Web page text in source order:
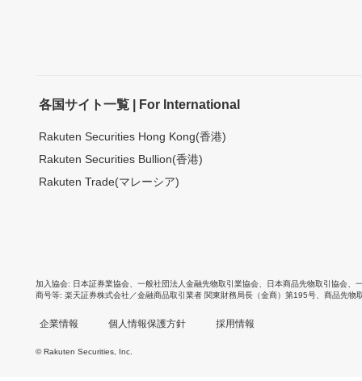
各国サイト一覧 | For International
Rakuten Securities Hong Kong(香港)
Rakuten Securities Bullion(香港)
Rakuten Trade(マレーシア)
加入協会 日本証券業協会 一般社団法人金融先物取引業協会 日本商品先物取引協会
商号等 楽天証券株式会社／金融商品取引業者 関東財務局長（金商）第195号、商品先物
企業情報 個人情報保護方針 採用情報
© Rakuten Securities, Inc.